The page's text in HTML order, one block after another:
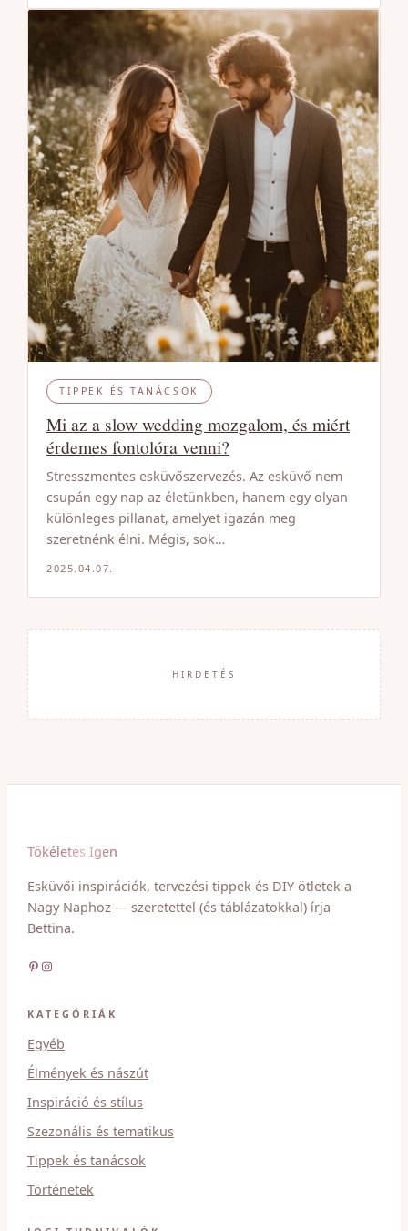
TIPPEK ÉS TANÁCSOK
Mi az a slow wedding mozgalom, és miért
érdemes fontolóra venni?
Stresszmentes esküvőszervezés. Az esküvő nem
csupán egy nap az életünkben, hanem egy olyan
különleges pillanat, amelyet igazán meg
szeretnénk élni. Mégis, sok…
2025.04.07.
HIRDETÉS
Tökéletes Igen
Esküvői inspirációk, tervezési tippek és DIY ötletek a
Nagy Naphoz — szeretettel (és táblázatokkal) írja
Bettina.
Pinterest Instagram
KATEGÓRIÁK
Egyéb
Élmények és nászút
Inspiráció és stílus
Szezonális és tematikus
Tippek és tanácsok
Történetek